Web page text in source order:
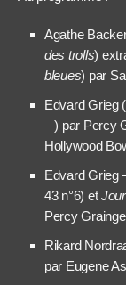
Agathe
des trolls)
bleues) par
Edvard Grieg
– ) par Percy
Hollywood
Edvard Grieg
43 n°6) et
Percy
Rikard
par Eugene